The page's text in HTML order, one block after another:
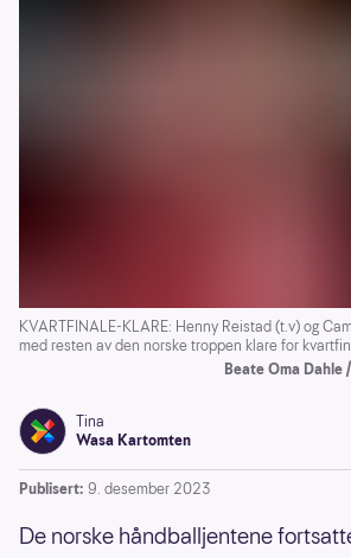
KVARTFINALE-KLARE: Henny Reistad (t.v) og
med resten av den norske troppen klare for
Beate Oma Dahle
Tina
Wasa Kartomten
Publisert: 9. desember 2023
De norske håndballjentene